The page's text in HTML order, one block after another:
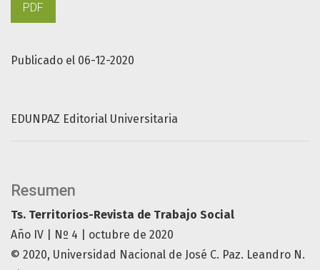
Publicado el 06-12-2020
PDF
EDUNPAZ Editorial Universitaria
Resumen
Ts. Territorios-Revista de Trabajo Social
Año IV | Nº 4 | octubre de 2020
© 2020, Universidad Nacional de José C. Paz. Leandro N.